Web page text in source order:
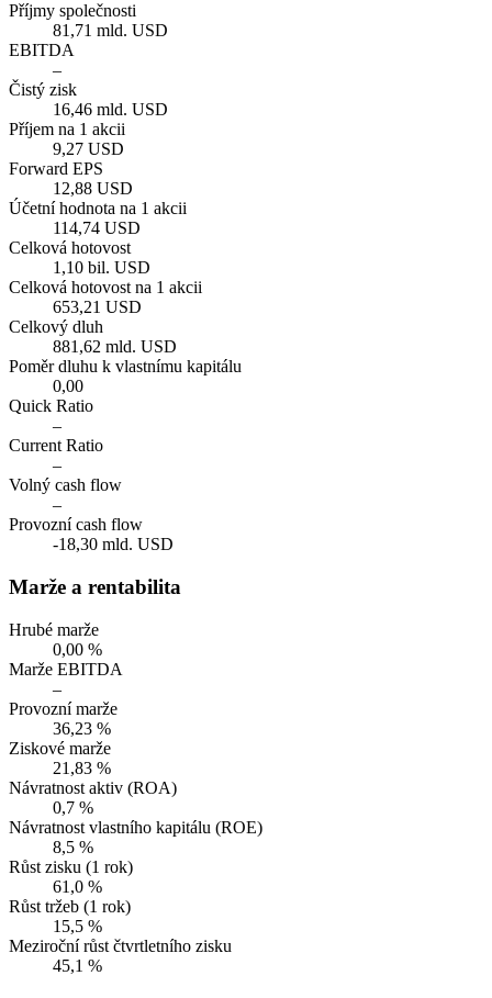
Příjmy společnosti
81,71 mld. USD
EBITDA
–
Čistý zisk
16,46 mld. USD
Příjem na 1 akcii
9,27 USD
Forward EPS
12,88 USD
Účetní hodnota na 1 akcii
114,74 USD
Celková hotovost
1,10 bil. USD
Celková hotovost na 1 akcii
653,21 USD
Celkový dluh
881,62 mld. USD
Poměr dluhu k vlastnímu kapitálu
0,00
Quick Ratio
–
Current Ratio
–
Volný cash flow
–
Provozní cash flow
-18,30 mld. USD
Marže a rentabilita
Hrubé marže
0,00 %
Marže EBITDA
–
Provozní marže
36,23 %
Ziskové marže
21,83 %
Návratnost aktiv (ROA)
0,7 %
Návratnost vlastního kapitálu (ROE)
8,5 %
Růst zisku (1 rok)
61,0 %
Růst tržeb (1 rok)
15,5 %
Meziroční růst čtvrtletního zisku
45,1 %